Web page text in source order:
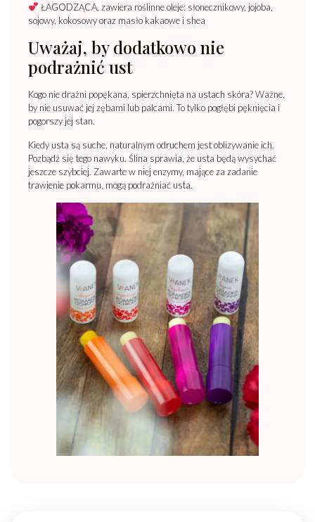
ŁAGODZĄCA, zawiera roślinne oleje: słonecznikowy, jojoba,
sojowy, kokosowy oraz masło kakaowe i shea
Uważaj, by dodatkowo nie
podrażnić ust
Kogo nie drażni popękana, spierzchnięta na ustach skóra? Ważne,
by nie usuwać jej zębami lub palcami. To tylko pogłębi pęknięcia i
pogorszy jej stan.
Kiedy usta są suche, naturalnym odruchem jest oblizywanie ich.
Pozbądź się tego nawyku. Ślina sprawia, że usta będą wysychać
jeszcze szybciej. Zawarte w niej enzymy, mające za zadanie
trawienie pokarmu, mogą podrażniać usta.